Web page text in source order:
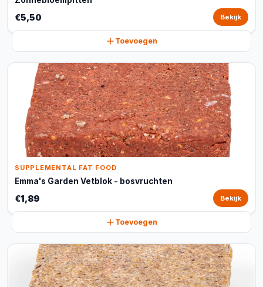
€5,50 Bekijk
Toevoegen
SUPPLEMENTAL FAT FOOD
Emma's Garden Vetblok - bosvruchten
€1,89 Bekijk
Toevoegen